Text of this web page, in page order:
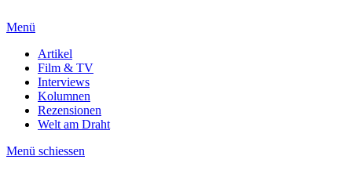
Menü
Artikel
Film & TV
Interviews
Kolumnen
Rezensionen
Welt am Draht
Menü schiessen